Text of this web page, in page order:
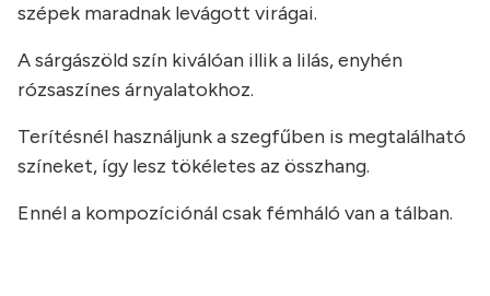
szépek maradnak levágott virágai.
A sárgászöld szín kiválóan illik a lilás, enyhén
rózsaszínes árnyalatokhoz.
Terítésnél használjunk a szegfűben is megtalálható
színeket, így lesz tökéletes az összhang.
Ennél a kompozíciónál csak fémháló van a tálban.